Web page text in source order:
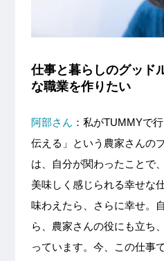
仕事と暮らしのグッド
な職業を作りたい
阿部さん ： 私がTUMMYで
伝える」という農家さんの
は、自分が関わったことで
美味しく感じられる幸せな
味わえたら、さらに幸せ。
ら、農家さんの役にも立ち
っています。今、この仕事